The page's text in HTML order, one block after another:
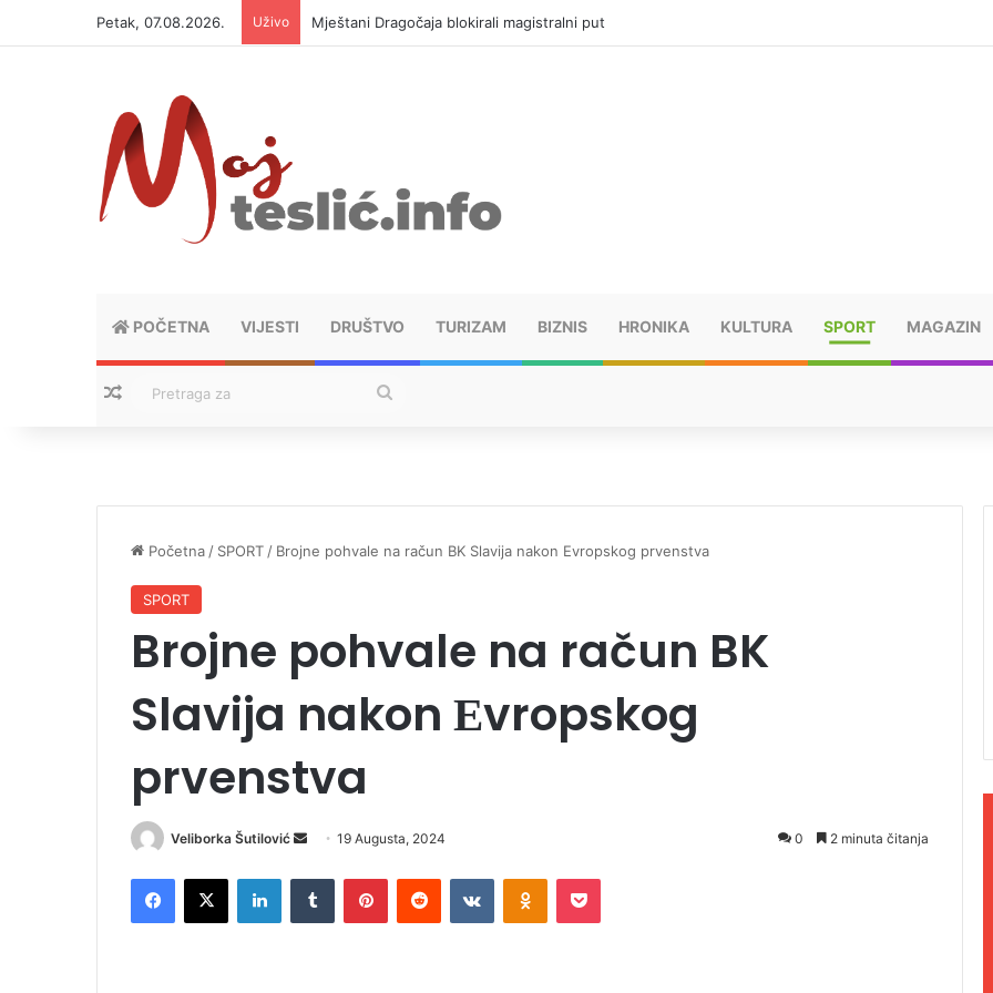
Petak, 07.08.2026. Uživo Mještani Dragočaja blokirali magistralni put
POČETNA VIJESTI DRUŠTVO TURIZAM BIZNIS HRONIKA KULTURA SPORT MAGAZIN
Nasumični tekstovi
Početna/ SPORT/ Brojne pohvale na račun BK Slavija nakon Еvropskog prvenstva
SPORT
Brojne pohvale na račun BK
Slavija nakon Еvropskog
prvenstva
Veliborka Šutilović
n
19 Augusta, 2024 0 2 minuta čitanja